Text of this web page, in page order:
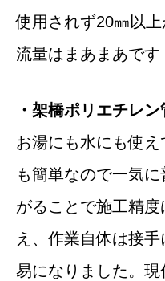
使用されず20㎜以上
流量はまあまあです
・架橋ポリエチレン
お湯にも水にも使
も簡単なので一気
がることで施工精
え、作業自体は接
易になりました。